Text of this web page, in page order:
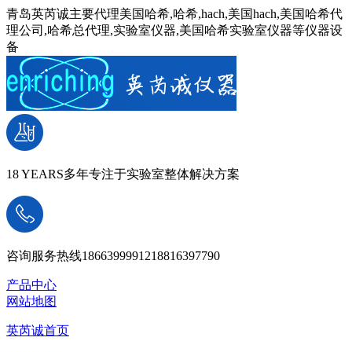
青岛英芮诚主要代理美国哈希,哈希,hach,美国hach,美国哈希代
理公司,哈希总代理,实验室仪器,美国哈希实验室仪器等仪器设
备
18 YEARS多年专注于实验室整体解决方案
咨询服务热线1866399991218816397790
产品中心
网站地图
英芮诚首页